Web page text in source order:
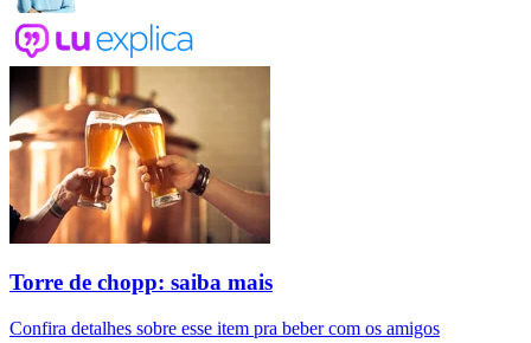
Torre de chopp: saiba mais
Confira detalhes sobre esse item pra beber com os amigos